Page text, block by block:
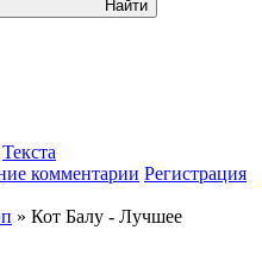
Найти
Текста
комментарии Регистрация
» Кот Балу - Лучшее